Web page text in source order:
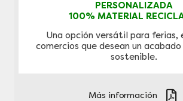
PERSONALIZADA
100% MATERIAL
Una opción versátil para ferias,
comercios que desean un
sostenible.
Más información